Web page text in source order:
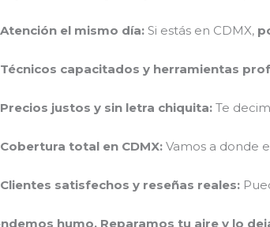
Atención el mismo día: Si estás en CDMX,
Técnicos capacitados y herramientas
Precios justos y sin letra chiquita: Te
Cobertura total en CDMX: Vamos a donde
Clientes satisfechos y reseñas reales:
humo. Reparamos tu aire y lo